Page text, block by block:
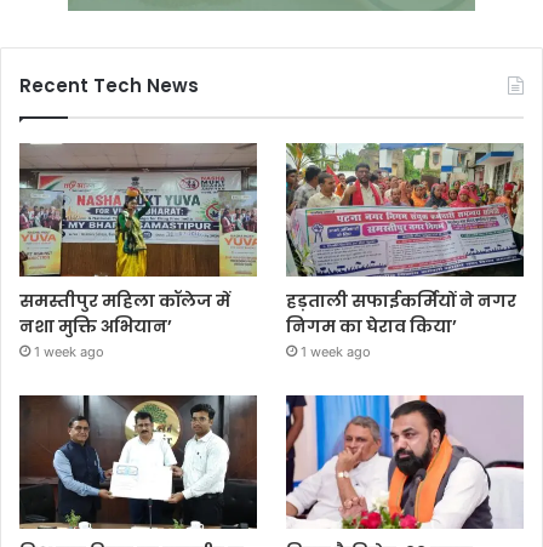
Recent Tech News
समस्तीपुर महिला कॉलेज में
नशा मुक्ति अभियान’
1 week ago
हड़ताली सफाईकर्मियों ने नगर
निगम का घेराव किया’
1 week ago